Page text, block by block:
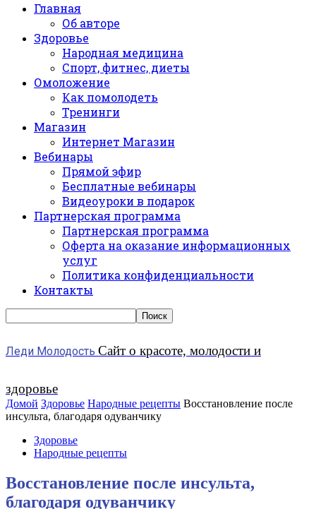
Главная
Об авторе
Здоровье
Народная медицина
Спорт, фитнес, диеты
Омоложение
Как помолодеть
Тренинги
Магазин
Интернет Магазин
Вебинары
Прямой эфир
Бесплатные вебинары
Видеоуроки в подарок
Партнерская программа
Партнерская программа
Оферта на оказание информационных
услуг
Политика конфиденциальности
Контакты
Леди Молодость Сайт о красоте, молодости и
здоровье
Домой Здоровье Народные рецепты Восстановление после
инсульта, благодаря одуванчику
Здоровье
Народные рецепты
Восстановление после инсульта,
благодаря одуванчику